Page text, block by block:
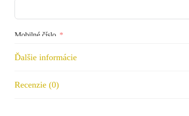
Mobilné číslo
Email
Ďalšie informácie
Recenzie (0)